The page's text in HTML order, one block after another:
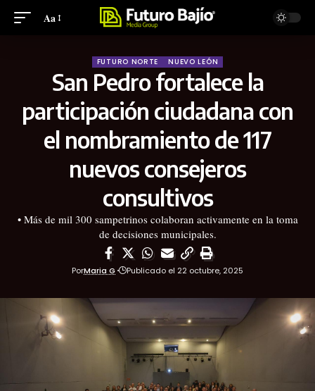
Aa
FUTURO NORTE NUEVO LEÓN
San Pedro fortalece la
participación ciudadana con
el nombramiento de 117
nuevos consejeros
consultivos
•⁠ Más de mil 300 sampetrinos colaboran activamente en la toma
de decisiones municipales.
PorMaria G Publicado el 22 octubre, 2025